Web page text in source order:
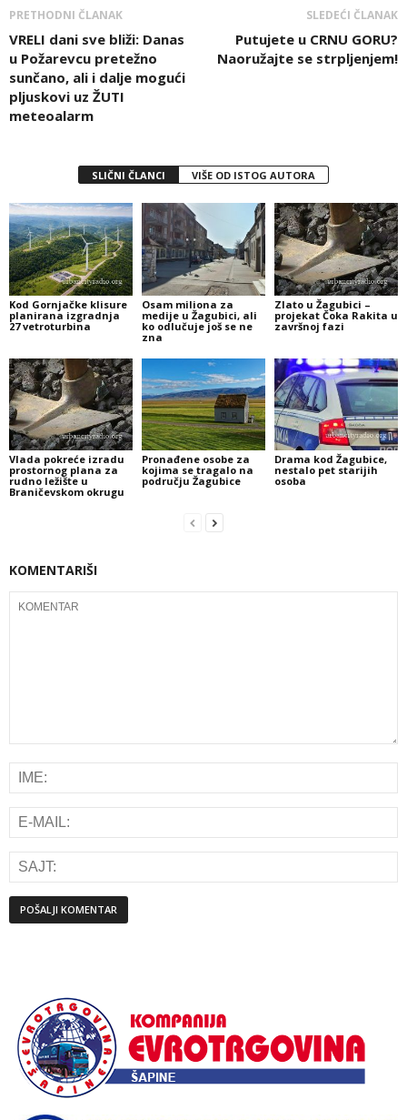
PRETHODNI ČLANAK
VRELI dani sve bliži: Danas
u Požarevcu pretežno
sunčano, ali i dalje mogući
pljuskovi uz ŽUTI
meteoalarm
SLEDEĆI ČLANAK
Putujete u CRNU GORU?
Naoružajte se strpljenjem!
SLIČNI ČLANCI VIŠE OD ISTOG AUTORA
Kod Gornjačke klisure
planirana izgradnja
27 vetroturbina
Osam miliona za
medije u Žagubici, ali
ko odlučuje još se ne
zna
Zlato u Žagubici –
projekat Čoka Rakita u
završnoj fazi
Vlada pokreće izradu
prostornog plana za
rudno ležište u
Braničevskom okrugu
Pronađene osobe za
kojima se tragalo na
području Žagubice
Drama kod Žagubice,
nestalo pet starijih
osoba
KOMENTARIŠI